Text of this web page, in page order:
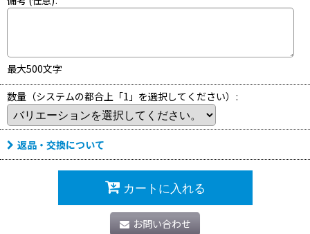
最大500文字
数量（システムの都合上「1」を選択してください） :
返品・交換について
カートに入れる
お問い合わせ